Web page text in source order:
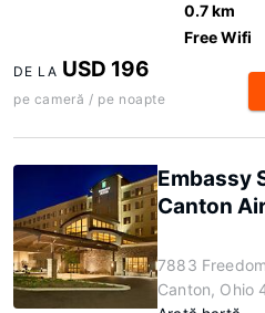
0.7 km
Free Wifi
DE LA USD 196
pe cameră / pe noapte
Embassy
Canton
7883
Canton, Ohio